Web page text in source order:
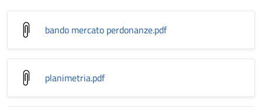
bando mercato perdonanze.pdf
planimetria.pdf